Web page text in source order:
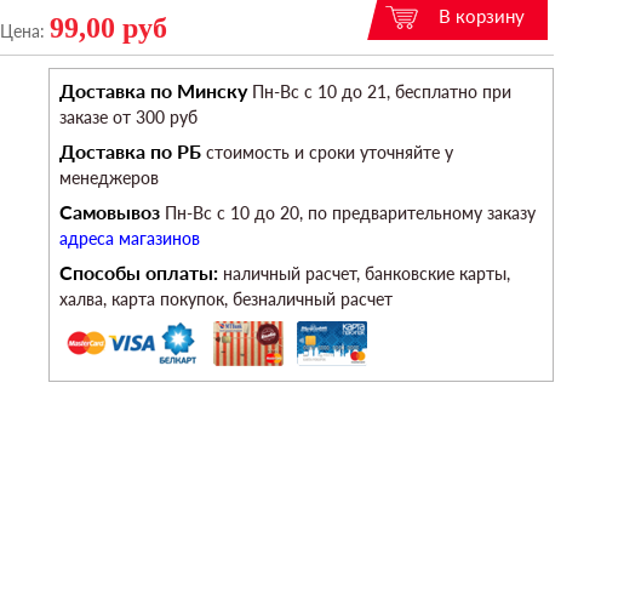
Цена: 99,00 руб
Доставка по МинскуПн-Вс c 10 до 21, бесплатно при
заказе от 300 руб
Доставка по РБ стоимость и сроки уточняйте у
менеджеров
Самовывоз Пн-Вс c 10 до 20, по предварительному заказу
адреса магазинов
Способы оплаты: наличный расчет, банковские карты,
халва, карта покупок, безналичный расчет